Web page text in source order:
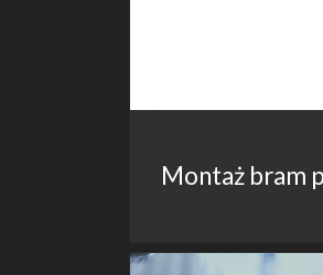
Montaż bram